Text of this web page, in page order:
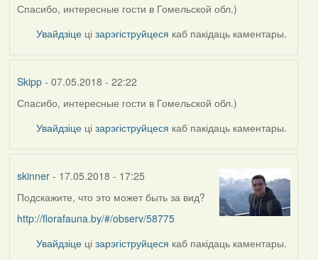
In
reply
by
Erdmann
Спасибо, интересные гости в Гомельской обл.)
Увайдзіце цізарэгіструйцеся каб пакідаць каментары.
Skipp- 07.05.2018 - 22:22
In
reply
by
Erdmann
Спасибо, интересные гости в Гомельской обл.)
Увайдзіце цізарэгіструйцеся каб пакідаць каментары.
skinner- 17.05.2018 - 17:25
Подскажите, что это может быть за вид?
http://florafauna.by/#/observ/58775
Увайдзіце цізарэгіструйцеся каб пакідаць каментары.